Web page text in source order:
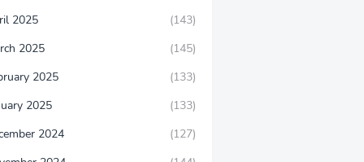
2025
(143)
2025
(145)
2025
(133)
2025
(133)
2024
(127)